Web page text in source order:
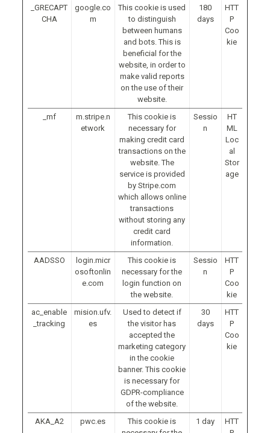
_GRECAPT
CHA
google.co
m
This cookie is used
to distinguish
between humans
and bots. This is
beneficial for the
website, in order to
make valid reports
on the use of their
website.
180
days
HTT
P
Coo
kie
_mf
m.stripe.n
etwork
This cookie is
necessary for
making credit card
transactions on the
website. The
service is provided
by Stripe.com
which allows online
transactions
without storing any
credit card
information.
Sessio
n
HT
ML
Loc
al
Stor
age
AADSSO
login.micr
osoftonlin
e.com
This cookie is
necessary for the
login function on
the website.
Sessio
n
HTT
P
Coo
kie
ac_enable
_tracking
mision.ufv.
es
Used to detect if
the visitor has
accepted the
marketing category
in the cookie
banner. This cookie
is necessary for
GDPR-compliance
of the website.
30
days
HTT
P
Coo
kie
AKA_A2 pwc.es
This cookie is
1 day
HTT